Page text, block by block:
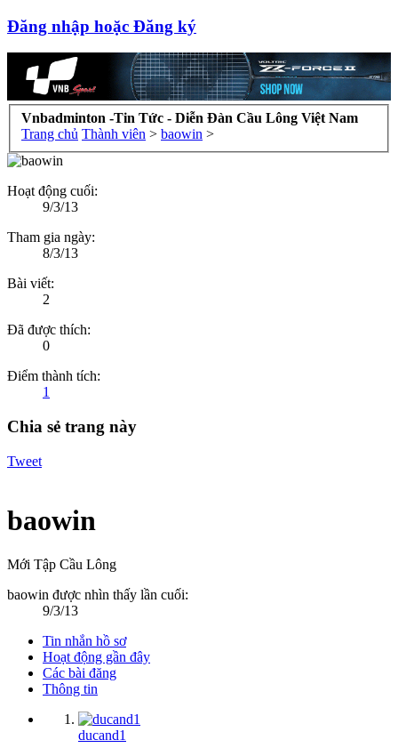
Đăng nhập hoặc Đăng ký
Vnbadminton -Tin Tức - Diễn Đàn Cầu Lông Việt Nam
Trang chủ Thành viên > baowin >
Hoạt động cuối:
9/3/13
Tham gia ngày:
8/3/13
Bài viết:
2
Đã được thích:
0
Điểm thành tích:
1
Chia sẻ trang này
Tweet
baowin
Mới Tập Cầu Lông
baowin được nhìn thấy lần cuối:
9/3/13
Tin nhắn hồ sơ
Hoạt động gần đây
Các bài đăng
Thông tin
ducand1